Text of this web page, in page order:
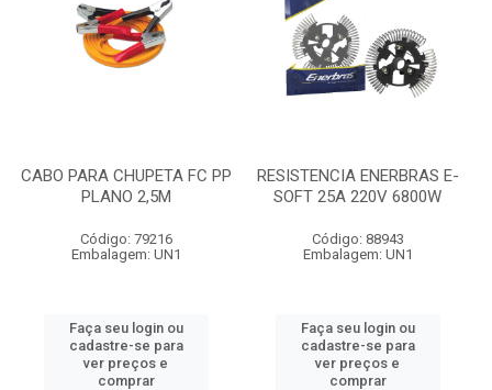
CABO PARA CHUPETA FC PP
PLANO 2,5M
Código: 79216
Embalagem: UN1
Faça seu login ou
cadastre-se para
ver preços e
comprar
RESISTENCIA ENERBRAS E-
SOFT 25A 220V 6800W
Código: 88943
Embalagem: UN1
Faça seu login ou
cadastre-se para
ver preços e
comprar